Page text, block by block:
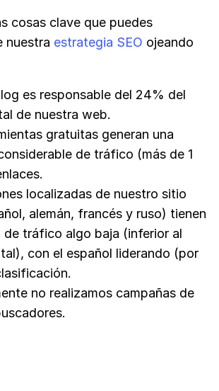
cosas clave que puedes
nuestra estrategia SEO ojeando
es responsable del 24% del
de nuestra web.
gratuitas generan una
de tráfico (más de 1
localizadas de nuestro sitio
alemán, francés y ruso) tienen
de tráfico algo baja (inferior al
con el español liderando (por
no realizamos campañas de